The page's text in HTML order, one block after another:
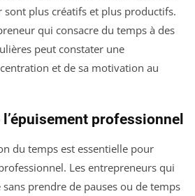
sont plus créatifs et plus productifs.
qui consacre du temps à des
peut constater une
et de sa motivation au
professionnel
du temps est essentielle pour
Les entrepreneurs qui
prendre de pauses ou de temps